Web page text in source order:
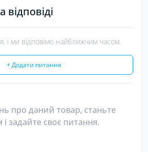
відповіді
і ми відповімо найближчим часом.
+ Додати питання
про даний товар, станьте
задайте своє питання.